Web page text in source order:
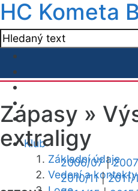
HC Kometa
Klub
Základní údaje
Vedení a kontakty
Zápasy »
extraligy
2006/07|
2010/11|2011/